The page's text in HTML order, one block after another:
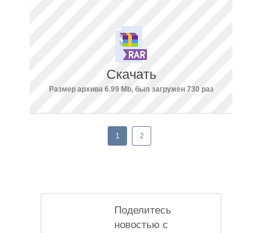
Скачать
Размер архива 6.99 Mb, был загружен 730 раз
1 2
Поделитесь
новостью с